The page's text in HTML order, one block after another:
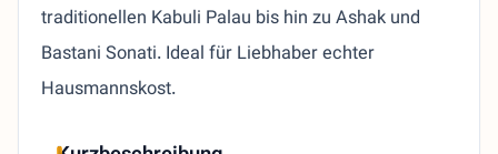
traditionellen Kabuli Palau bis hin zu Ashak und
Bastani Sonati. Ideal für Liebhaber echter
Hausmannskost.